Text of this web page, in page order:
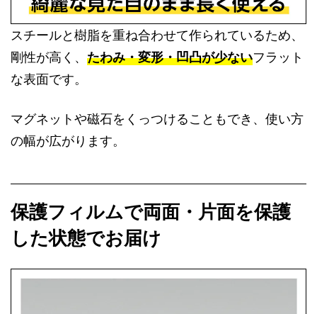
スチールと樹脂を重ね合わせて作られているため、
剛性が高く、 たわみ・変形・凹凸が少ないフラット
な表面です。
マグネットや磁石をくっつけることもでき、使い方
の幅が広がります。
保護フィルムで両面・片面を保護
した状態でお届け